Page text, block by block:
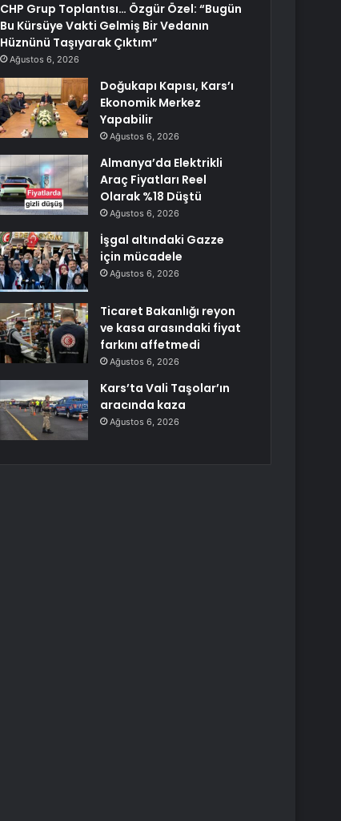
CHP Grup Toplantısı… Özgür Özel: “Bugün
Bu Kürsüye Vakti Gelmiş Bir Vedanın
Hüznünü Taşıyarak Çıktım”
Ağustos 6, 2026
Doğukapı Kapısı, Kars’ı
Ekonomik Merkez
Yapabilir
Ağustos 6, 2026
Almanya’da Elektrikli
Araç Fiyatları Reel
Olarak %18 Düştü
Ağustos 6, 2026
İşgal altındaki Gazze
için mücadele
Ağustos 6, 2026
Ticaret Bakanlığı reyon
ve kasa arasındaki fiyat
farkını affetmedi
Ağustos 6, 2026
Kars’ta Vali Taşolar’ın
aracında kaza
Ağustos 6, 2026